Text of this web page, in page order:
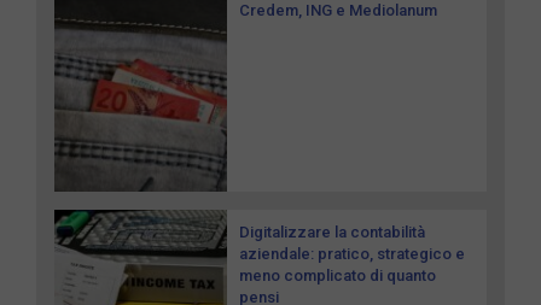
Credem, ING e Mediolanum
Digitalizzare la contabilità
aziendale: pratico, strategico e
meno complicato di quanto
pensi